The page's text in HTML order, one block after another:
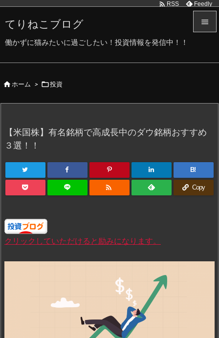
てりねこブログ
働かずに猫みたいに過ごしたい！投資情報を発信中！！

前へ
次へ
 RSS Feedly
ホーム > 投資
【米国株】有名銘柄で高成長中のダウ銘柄おすすめ
３選！！
B!
 Copy
クリックしていただけると励みになります。